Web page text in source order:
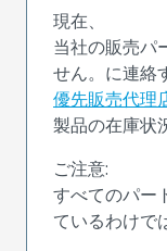
現在、
当社の販売パ
せん。に連絡
優先販売代理
製品の在庫状
ご注意:
すべてのパー
ているわけで